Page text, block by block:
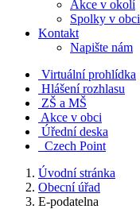
Akce v okolí
Spolky v obci
Kontakt
Napište nám
Virtuální prohlídka
Hlášení rozhlasu
ZŠ a MŠ
Akce v obci
Úřední deska
Czech Point
Úvodní stránka
Obecní úřad
E-podatelna